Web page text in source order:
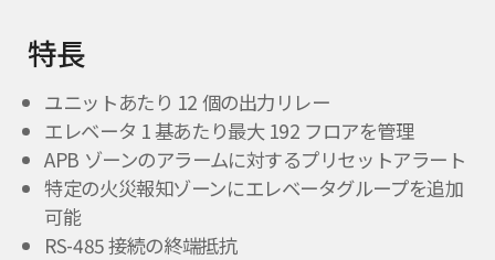
特長
ユニットあたり 12 個の出力リレー
エレベータ 1 基あたり最大 192 フロアを管理
APB ゾーンのアラームに対するプリセットアラート
特定の火災報知ゾーンにエレベータグループを追加
可能
RS-485 接続の終端抵抗